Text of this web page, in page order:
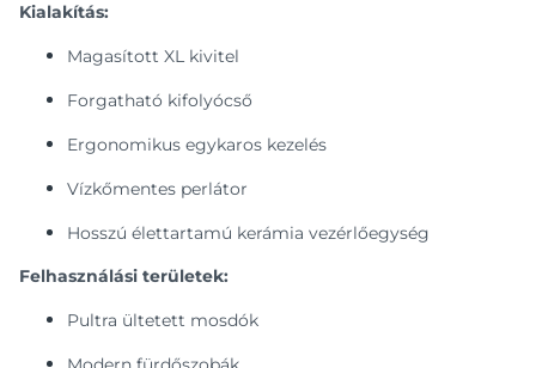
Kialakítás:
Magasított XL kivitel
Forgatható kifolyócső
Ergonomikus egykaros kezelés
Vízkőmentes perlátor
Hosszú élettartamú kerámia vezérlőegység
Felhasználási területek:
Pultra ültetett mosdók